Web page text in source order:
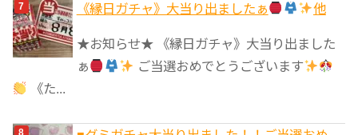
《縁日ガチャ》大当り出ましたぁ 他
★お知らせ★ 《縁日ガチャ》大当り出ました
ぁ
ご当選おめでとうございます
《た...